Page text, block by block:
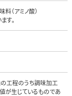
（アミノ酸）
工程のうち調味加工
が生じているものであ